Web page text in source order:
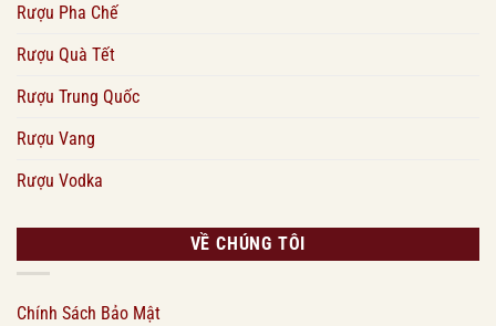
Rượu Pha Chế
Rượu Quà Tết
Rượu Trung Quốc
Rượu Vang
Rượu Vodka
VỀ CHÚNG TÔI
Chính Sách Bảo Mật